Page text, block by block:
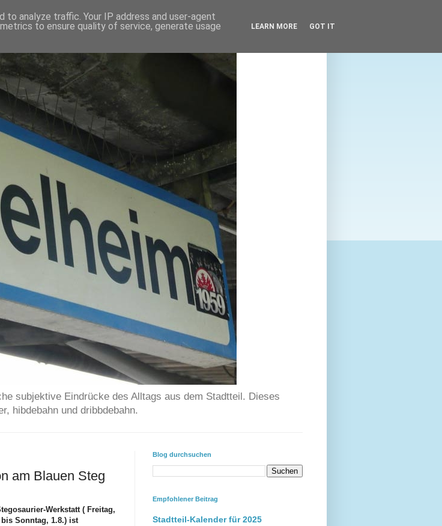
subjektive Eindrücke des Alltags aus dem Stadtteil. Dieses
hibdebahn und dribbdebahn.
am Blauen Steg
Werkstatt ( Freitag,
bis Sonntag, 1.8.) ist
Blog durchsuchen
Empfohlener Beitrag
Stadtteil-Kalender für 2025
analyze traffic. Your IP address and user-agent
to ensure quality of service, generate usage
LEARN MORE GOT IT